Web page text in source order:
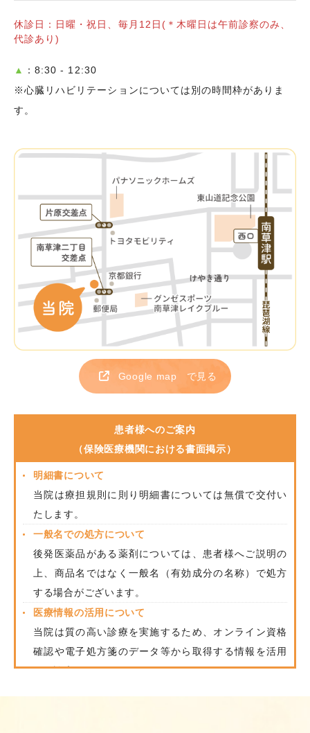
休診日：日曜・祝日、毎月12日(＊木曜日は午前診察のみ、
代診あり)
▲
：8:30 - 12:30
※心臓リハビリテーションについては別の時間枠がありま
す。
Google map で見る
患者様へのご案内
（保険医療機関における書面掲示）
明細書について
当院は療担規則に則り明細書については無償で交付い
たします。
一般名での処方について
後発医薬品がある薬剤については、患者様へご説明の
上、商品名ではなく一般名（有効成分の名称）で処方
する場合がございます。
医療情報の活用について
当院は質の高い診療を実施するため、オンライン資格
確認や電子処方箋のデータ等から取得する情報を活用
して診療をおこなっています。